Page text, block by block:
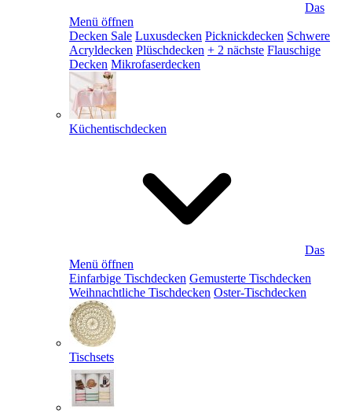
Das
Menü öffnen
Decken Sale Luxusdecken Picknickdecken Schwere
Acryldecken Plüschdecken + 2 nächste Flauschige
Decken Mikrofaserdecken
Küchentischdecken
Das
Menü öffnen
Einfarbige Tischdecken Gemusterte Tischdecken
Weihnachtliche Tischdecken Oster-Tischdecken
Tischsets